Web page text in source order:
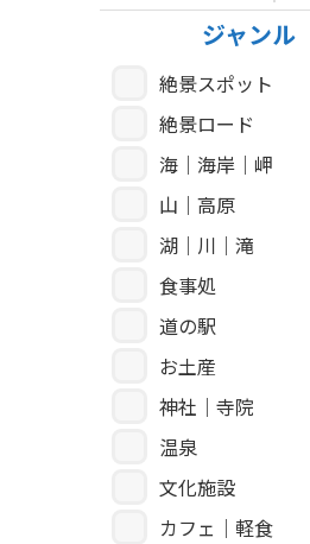
ジャンル
絶景スポット
絶景ロード
海｜海岸｜岬
山｜高原
湖｜川｜滝
食事処
道の駅
お土産
神社｜寺院
温泉
文化施設
カフェ｜軽食